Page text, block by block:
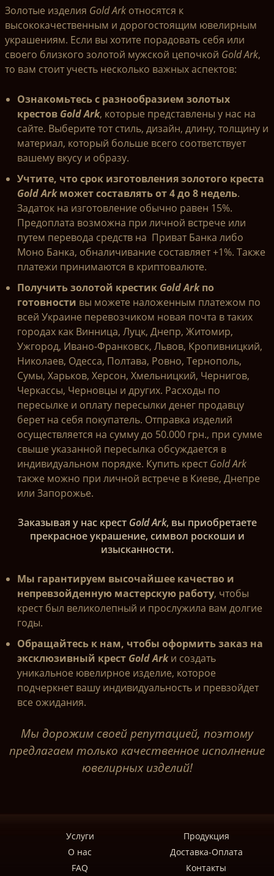
Золотые изделия Gold Arkотносятся к
высококачественным и дорогостоящим ювелирным
украшениям. Если вы хотите порадовать себя или
своего близкого золотой мужской цепочкой Gold Ark,
то вам стоит учесть несколько важных аспектов:
Ознакомьтесь с разнообразием золотых
крестов Gold Ark, которые представлены у нас на
сайте. Выберите тот стиль, дизайн, длину, толщину и
материал, который больше всего соответствует
вашему вкусу и образу.
Учтите, что срок изготовления золотого креста
Gold Arkможет составлять от 4 до 8 недель.
Задаток на изготовление обычно равен 15%.
Предоплата возможна при личной встрече или
путем перевода средств на Приват Банка либо
Моно Банка, обналичивание составляет +1%. Также
платежи принимаются в криптовалюте.
Получить золотой крестик Gold Arkпо
готовности вы можете наложенным платежом по
всей Украине перевозчиком новая почта в таких
городах как Винница, Луцк, Днепр, Житомир,
Ужгород, Ивано-Франковск, Львов, Кропивницкий,
Николаев, Одесса, Полтава, Ровно, Тернополь,
Сумы, Харьков, Херсон, Хмельницкий, Чернигов,
Черкассы, Черновцы и других. Расходы по
пересылке и оплату пересылки денег продавцу
берет на себя покупатель. Отправка изделий
осуществляется на сумму до 50.000 грн., при сумме
свыше указанной пересылка обсуждается в
индивидуальном порядке. Купить крест Gold Ark
также можно при личной встрече в Киеве, Днепре
или Запорожье.
Заказывая у нас крест Gold Ark, вы приобретаете
прекрасное украшение, символ роскоши и
изысканности.
Мы гарантируем высочайшее качество и
непревзойденную мастерскую работу, чтобы
крест был великолепный и прослужила вам долгие
годы.
Обращайтесь к нам, чтобы оформить заказ на
эксклюзивный крест Gold Arkи создать
уникальное ювелирное изделие, которое
подчеркнет вашу индивидуальность и превзойдет
все ожидания.
Мы дорожим своей репутацией, поэтому
предлагаем только качественное исполнение
ювелирных изделий!
Услуги
Продукция
О нас
Доставка-Оплата
FAQ
Контакты